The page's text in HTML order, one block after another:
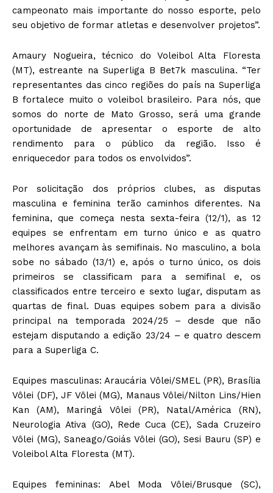
campeonato mais importante do nosso esporte, pelo
seu objetivo de formar atletas e desenvolver projetos”.
Amaury Nogueira, técnico do Voleibol Alta Floresta
(MT), estreante na Superliga B Bet7k masculina. “Ter
representantes das cinco regiões do país na Superliga
B fortalece muito o voleibol brasileiro. Para nós, que
somos do norte de Mato Grosso, será uma grande
oportunidade de apresentar o esporte de alto
rendimento para o público da região. Isso é
enriquecedor para todos os envolvidos”.
Por solicitação dos próprios clubes, as disputas
masculina e feminina terão caminhos diferentes. Na
feminina, que começa nesta sexta-feira (12/1), as 12
equipes se enfrentam em turno único e as quatro
melhores avançam às semifinais. No masculino, a bola
sobe no sábado (13/1) e, após o turno único, os dois
primeiros se classificam para a semifinal e, os
classificados entre terceiro e sexto lugar, disputam as
quartas de final. Duas equipes sobem para a divisão
principal na temporada 2024/25 – desde que não
estejam disputando a edição 23/24 – e quatro descem
para a Superliga C.
Equipes masculinas: Araucária Vôlei/SMEL (PR), Brasília
Vôlei (DF), JF Vôlei (MG), Manaus Vôlei/Nilton Lins/Hien
Kan (AM), Maringá Vôlei (PR), Natal/América (RN),
Neurologia Ativa (GO), Rede Cuca (CE), Sada Cruzeiro
Vôlei (MG), Saneago/Goiás Vôlei (GO), Sesi Bauru (SP) e
Voleibol Alta Floresta (MT).
Equipes femininas: Abel Moda Vôlei/Brusque (SC),